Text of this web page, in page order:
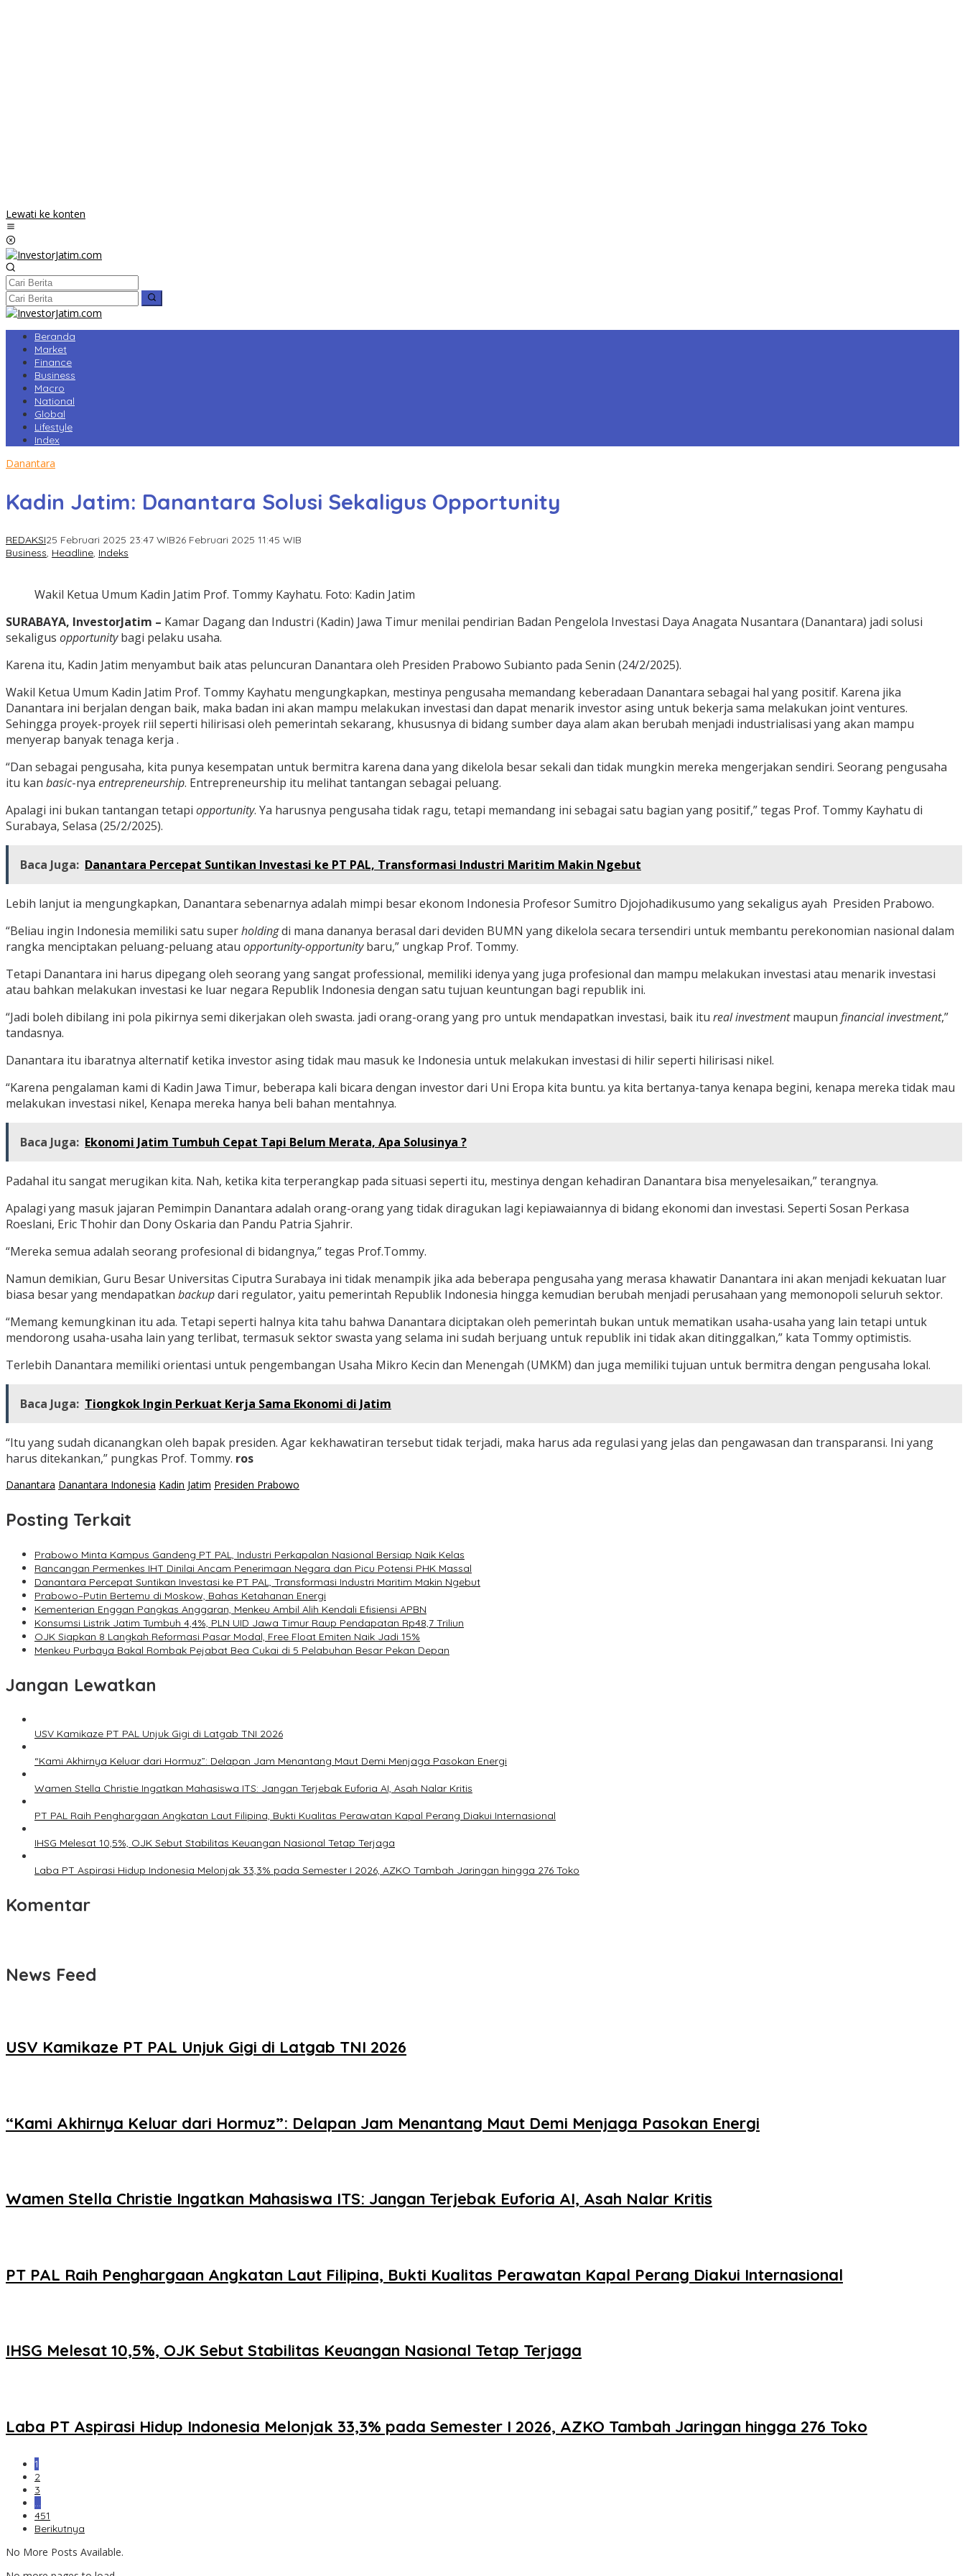
Lewati ke konten
Beranda
Market
Finance
Business
Macro
National
Global
Lifestyle
Index
Danantara
Kadin Jatim: Danantara Solusi Sekaligus Opportunity
REDAKSI25 Februari 2025 23:47 WIB26 Februari 2025 11:45 WIB
Business, Headline, Indeks
Wakil Ketua Umum Kadin Jatim Prof. Tommy Kayhatu. Foto: Kadin Jatim
SURABAYA, InvestorJatim – Kamar Dagang dan Industri (Kadin) Jawa Timur menilai pendirian Badan Pengelola Investasi Daya Anagata Nusantara (Danantara) jadi solusi
sekaligus opportunitybagi pelaku usaha.
Karena itu, Kadin Jatim menyambut baik atas peluncuran Danantara oleh Presiden Prabowo Subianto pada Senin (24/2/2025).
Wakil Ketua Umum Kadin Jatim Prof. Tommy Kayhatu mengungkapkan, mestinya pengusaha memandang keberadaan Danantara sebagai hal yang positif. Karena jika
Danantara ini berjalan dengan baik, maka badan ini akan mampu melakukan investasi dan dapat menarik investor asing untuk bekerja sama melakukan joint ventures.
Sehingga proyek-proyek riil seperti hilirisasi oleh pemerintah sekarang, khususnya di bidang sumber daya alam akan berubah menjadi industrialisasi yang akan mampu
menyerap banyak tenaga kerja .
“Dan sebagai pengusaha, kita punya kesempatan untuk bermitra karena dana yang dikelola besar sekali dan tidak mungkin mereka mengerjakan sendiri. Seorang pengusaha
itu kan basic-nya entrepreneurship. Entrepreneurship itu melihat tantangan sebagai peluang.
Apalagi ini bukan tantangan tetapi opportunity. Ya harusnya pengusaha tidak ragu, tetapi memandang ini sebagai satu bagian yang positif,” tegas Prof. Tommy Kayhatu di
Surabaya, Selasa (25/2/2025).
Baca Juga: Danantara Percepat Suntikan Investasi ke PT PAL, Transformasi Industri Maritim Makin Ngebut
Lebih lanjut ia mengungkapkan, Danantara sebenarnya adalah mimpi besar ekonom Indonesia Profesor Sumitro Djojohadikusumo yang sekaligus ayah Presiden Prabowo.
“Beliau ingin Indonesia memiliki satu superholdingdi mana dananya berasal dari deviden BUMN yang dikelola secara tersendiri untuk membantu perekonomian nasional dalam
rangka menciptakan peluang-peluang atau opportunity-opportunitybaru,” ungkap Prof. Tommy.
Tetapi Danantara ini harus dipegang oleh seorang yang sangat professional, memiliki idenya yang juga profesional dan mampu melakukan investasi atau menarik investasi
atau bahkan melakukan investasi ke luar negara Republik Indonesia dengan satu tujuan keuntungan bagi republik ini.
“Jadi boleh dibilang ini pola pikirnya semi dikerjakan oleh swasta. jadi orang-orang yang pro untuk mendapatkan investasi, baik itu real investmentmaupun financial investment,”
tandasnya.
Danantara itu ibaratnya alternatif ketika investor asing tidak mau masuk ke Indonesia untuk melakukan investasi di hilir seperti hilirisasi nikel.
“Karena pengalaman kami di Kadin Jawa Timur, beberapa kali bicara dengan investor dari Uni Eropa kita buntu. ya kita bertanya-tanya kenapa begini, kenapa mereka tidak mau
melakukan investasi nikel, Kenapa mereka hanya beli bahan mentahnya.
Baca Juga: Ekonomi Jatim Tumbuh Cepat Tapi Belum Merata, Apa Solusinya ?
Padahal itu sangat merugikan kita. Nah, ketika kita terperangkap pada situasi seperti itu, mestinya dengan kehadiran Danantara bisa menyelesaikan,” terangnya.
Apalagi yang masuk jajaran Pemimpin Danantara adalah orang-orang yang tidak diragukan lagi kepiawaiannya di bidang ekonomi dan investasi. Seperti Sosan Perkasa
Roeslani, Eric Thohir dan Dony Oskaria dan Pandu Patria Sjahrir.
“Mereka semua adalah seorang profesional di bidangnya,” tegas Prof.Tommy.
Namun demikian, Guru Besar Universitas Ciputra Surabaya ini tidak menampik jika ada beberapa pengusaha yang merasa khawatir Danantara ini akan menjadi kekuatan luar
biasa besar yang mendapatkan backupdari regulator, yaitu pemerintah Republik Indonesia hingga kemudian berubah menjadi perusahaan yang memonopoli seluruh sektor.
“Memang kemungkinan itu ada. Tetapi seperti halnya kita tahu bahwa Danantara diciptakan oleh pemerintah bukan untuk mematikan usaha-usaha yang lain tetapi untuk
mendorong usaha-usaha lain yang terlibat, termasuk sektor swasta yang selama ini sudah berjuang untuk republik ini tidak akan ditinggalkan,” kata Tommy optimistis.
Terlebih Danantara memiliki orientasi untuk pengembangan Usaha Mikro Kecin dan Menengah (UMKM) dan juga memiliki tujuan untuk bermitra dengan pengusaha lokal.
Baca Juga: Tiongkok Ingin Perkuat Kerja Sama Ekonomi di Jatim
“Itu yang sudah dicanangkan oleh bapak presiden. Agar kekhawatiran tersebut tidak terjadi, maka harus ada regulasi yang jelas dan pengawasan dan transparansi. Ini yang
harus ditekankan,” pungkas Prof. Tommy. ros
Danantara Danantara Indonesia Kadin Jatim Presiden Prabowo
Posting Terkait
Prabowo Minta Kampus Gandeng PT PAL, Industri Perkapalan Nasional Bersiap Naik Kelas
Rancangan Permenkes IHT Dinilai Ancam Penerimaan Negara dan Picu Potensi PHK Massal
Danantara Percepat Suntikan Investasi ke PT PAL, Transformasi Industri Maritim Makin Ngebut
Prabowo–Putin Bertemu di Moskow, Bahas Ketahanan Energi
Kementerian Enggan Pangkas Anggaran, Menkeu Ambil Alih Kendali Efisiensi APBN
Konsumsi Listrik Jatim Tumbuh 4,4%, PLN UID Jawa Timur Raup Pendapatan Rp48,7 Triliun
OJK Siapkan 8 Langkah Reformasi Pasar Modal, Free Float Emiten Naik Jadi 15%
Menkeu Purbaya Bakal Rombak Pejabat Bea Cukai di 5 Pelabuhan Besar Pekan Depan
Jangan Lewatkan
USV Kamikaze PT PAL Unjuk Gigi di Latgab TNI 2026
“Kami Akhirnya Keluar dari Hormuz”: Delapan Jam Menantang Maut Demi Menjaga Pasokan Energi
Wamen Stella Christie Ingatkan Mahasiswa ITS: Jangan Terjebak Euforia AI, Asah Nalar Kritis
PT PAL Raih Penghargaan Angkatan Laut Filipina, Bukti Kualitas Perawatan Kapal Perang Diakui Internasional
IHSG Melesat 10,5%, OJK Sebut Stabilitas Keuangan Nasional Tetap Terjaga
Laba PT Aspirasi Hidup Indonesia Melonjak 33,3% pada Semester I 2026, AZKO Tambah Jaringan hingga 276 Toko
Komentar
News Feed
USV Kamikaze PT PAL Unjuk Gigi di Latgab TNI 2026
“Kami Akhirnya Keluar dari Hormuz”: Delapan Jam Menantang Maut Demi Menjaga Pasokan Energi
Wamen Stella Christie Ingatkan Mahasiswa ITS: Jangan Terjebak Euforia AI, Asah Nalar Kritis
PT PAL Raih Penghargaan Angkatan Laut Filipina, Bukti Kualitas Perawatan Kapal Perang Diakui Internasional
IHSG Melesat 10,5%, OJK Sebut Stabilitas Keuangan Nasional Tetap Terjaga
Laba PT Aspirasi Hidup Indonesia Melonjak 33,3% pada Semester I 2026, AZKO Tambah Jaringan hingga 276 Toko
1
2
3
…
451
Berikutnya
No More Posts Available.